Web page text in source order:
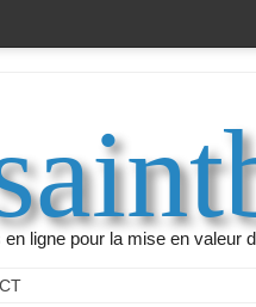
ligne pour la mise en